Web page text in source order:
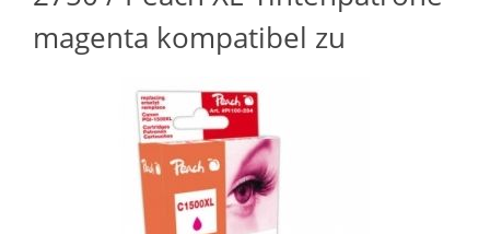
magenta kompatibel zu